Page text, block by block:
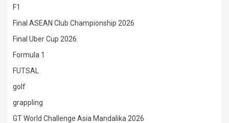
F1
Final ASEAN Club Championship 2026
Final Uber Cup 2026
Formula 1
FUTSAL
golf
grappling
GT World Challenge Asia Mandalika 2026